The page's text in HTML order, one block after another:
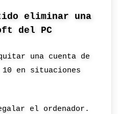
eliminar una
del PC
una cuenta de
10 en situaciones
el ordenador.